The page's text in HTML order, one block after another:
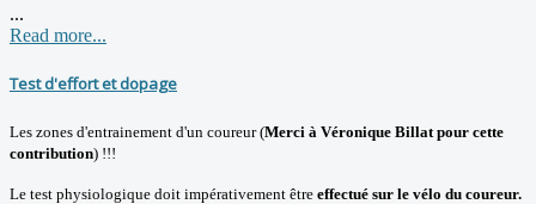
...
Read more...
Test d'effort et dopage
Les zones d'entrainement d'un coureur (Merci à Véronique Billat pour cette
contribution) !!!
Le test physiologique doit impérativement être effectué sur le vélo du coureur.